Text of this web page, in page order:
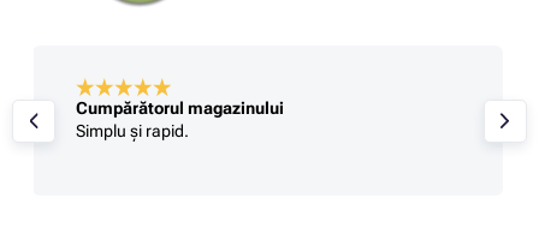
Cumpărătorul magazinului
Simplu și rapid.